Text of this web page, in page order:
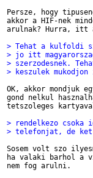
Persze, hogy
akkor a HIF-nek
arulnak? Hurra, itt
> Tehat a kulfoldi
> jo itt
> szerzodesnek.
> keszulek
OK, akkor mondjuk
gond nelkul
tetszoleges
> rendelkezo csoka
> telefonjat, de ket
Sosem volt szo
ha valaki barhol a
nem fog arulni.